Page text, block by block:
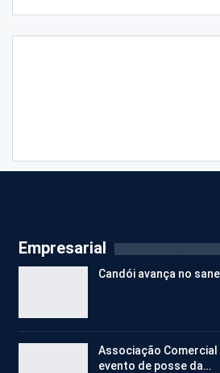
Empresarial
Candói avança no
Associação
evento de posse da…